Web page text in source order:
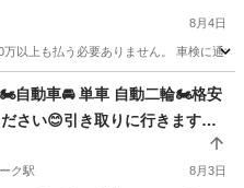
8月4日
以上も払う必要ありません。 車検に通
車検 格安
自動車🚘 単車 自動二輪🏍️格安
さい😊引き取りに行きます😌
す💨神奈川 ・ 横浜 ・ 東京 車検
✨余計な営業しません✨虚偽の
ク駅 8月3日